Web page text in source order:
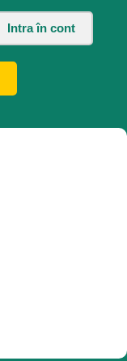
Intra în cont